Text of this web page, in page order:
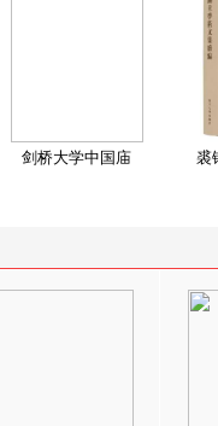
剑桥大学中国庙 裘